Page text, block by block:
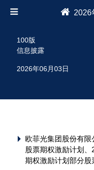
2026
100版
信息披露
2026年06月03日
欧菲光集团股份有
股票期权激励计划
期权激励计划部分股